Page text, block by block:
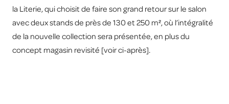
la Literie, qui choisit de faire son grand retour sur le salon
avec deux stands de près de 130 et 250 m², où l’intégralité
de la nouvelle collection sera présentée, en plus du
concept magasin revisité [voir ci-après].